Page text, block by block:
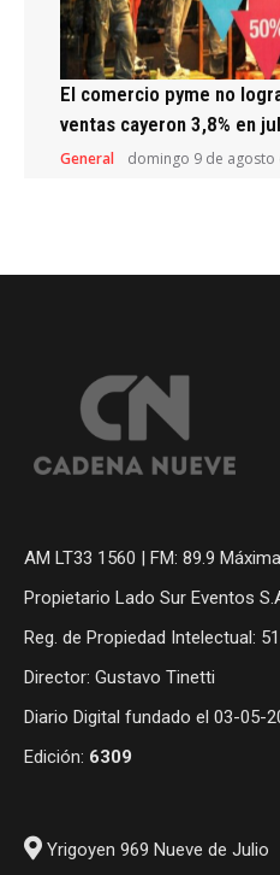
El comercio pyme no
ventas cayeron 3,8% en
General domingo 9 de agosto
AM LT33 1560 | FM: 89.9 Máxima
Propietario Lado Sur Eventos
Reg. de Propiedad Intelectual:
Director: Gustavo Tinetti
Diario Digital fundado el 03-05-
Edición: 6309
Yrigoyen 969 Nueve de Julio